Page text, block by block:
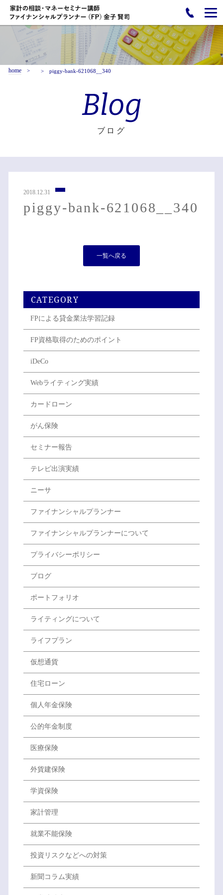
home piggy-bank-621068__340
Blog
ブログ
2018.12.31
piggy-bank-621068__340
一覧へ戻る
CATEGORY
FPによる貸金業法学習記録
FP資格取得のためのポイント
iDeCo
Webライティング実績
カードローン
がん保険
セミナー報告
テレビ出演実績
ニーサ
ファイナンシャルプランナー
ファイナンシャルプランナーについて
プライバシーポリシー
ブログ
ポートフォリオ
ライティングについて
ライフプラン
仮想通貨
住宅ローン
個人年金保険
公的年金制度
医療保険
外貨建保険
学資保険
家計管理
就業不能保険
投資リスクなどへの対策
新聞コラム実績